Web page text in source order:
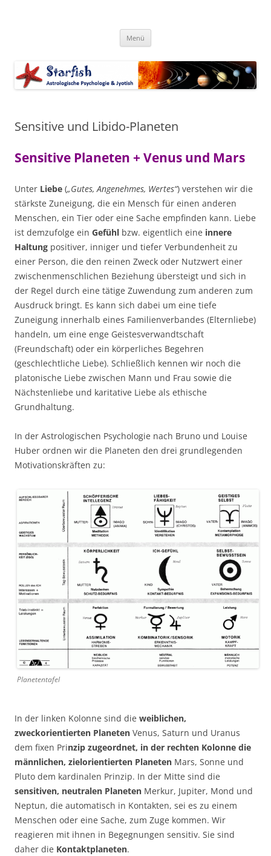
Menü
Sensitive und Libido-Planeten
Sensitive Planeten + Venus und Mars
Unter Liebe („Gutes, Angenehmes, Wertes“) verstehen wir die
stärkste Zuneigung, die ein Mensch für einen anderen
Menschen, ein Tier oder eine Sache empfinden kann. Liebe
ist demzufolge ein Gefühl bzw. eigentlich eine innere
Haltung positiver, inniger und tiefer Verbundenheit zu
einer Person, die den reinen Zweck oder Nutzwert einer
zwischenmenschlichen Beziehung übersteigt und sich in
der Regel durch eine tätige Zuwendung zum anderen zum
Ausdruck bringt. Es kann sich dabei um eine tiefe
Zuneigung innerhalb eines Familienverbandes (Elternliebe)
handeln, um eine enge Geistesverwandtschaft
(Freundschaft) oder ein körperliches Begehren
(geschlechtliche Liebe). Schließlich kennen wir noch die
platonische Liebe zwischen Mann und Frau sowie die
Nächstenliebe und karitative Liebe als ethische
Grundhaltung.
In der Astrologischen Psychologie nach Bruno und Louise
Huber ordnen wir die Planeten den drei grundlegenden
Motivationskräften zu:
Planetentafel
In der linken Kolonne sind die weiblichen,
zweckorientierten Planeten Venus, Saturn und Uranus
dem fixen Prinzip zugeordnet, in der rechten Kolonne die
männlichen, zielorientierten Planeten Mars, Sonne und
Pluto dem kardinalen Prinzip. In der Mitte sind die
sensitiven, neutralen Planeten Merkur, Jupiter, Mond und
Neptun, die automatisch in Kontakten, sei es zu einem
Menschen oder eine Sache, zum Zuge kommen. Wir
reagieren mit ihnen in Begegnungen sensitiv. Sie sind
daher die Kontaktplaneten.